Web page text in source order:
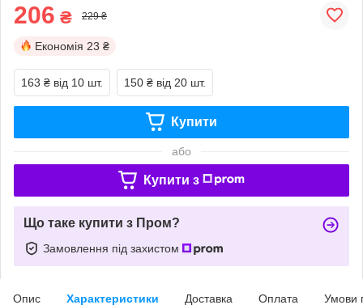
206 ₴ 229 ₴
Економія 23 ₴
163 ₴ від 10 шт. 150 ₴ від 20 шт.
Купити
або
Купити з
Що таке купити з Пром?
Замовлення під захистом
Опис Характеристики Доставка Оплата Умови